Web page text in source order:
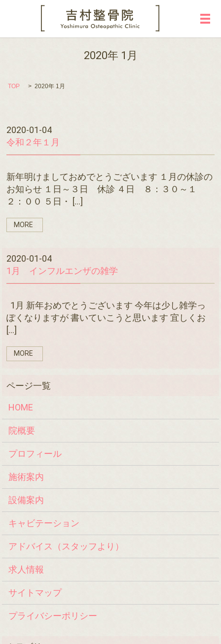
メ
2020年 1月
TOP 2020年 1月
2020-01-04
令和２年１月
新年明けましておめでとうございます １月の休診の
お知らせ １日～３日 休診 ４日 ８：３０～１
２：００ ５日・ […]
MORE
2020-01-04
1月 インフルエンザの雑学
1月 新年おめでとうございます 今年は少し雑学っ
ぽくなりますが 書いていこうと思います 宜しくお
[…]
MORE
HOME
院概要
プロフィール
施術案内
設備案内
キャビテーション
アドバイス（スタッフより）
求人情報
サイトマップ
プライバシーポリシー